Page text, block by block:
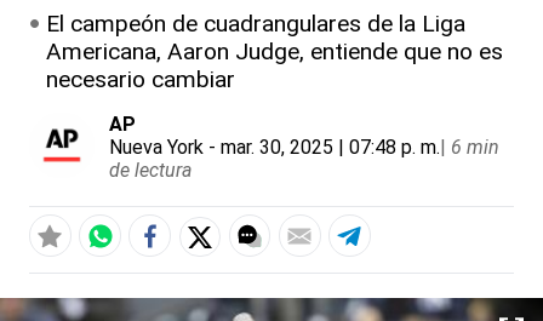
El campeón de cuadrangulares de la Liga
Americana, Aaron Judge, entiende que no es
necesario cambiar
AP
Nueva York - mar. 30, 2025 | 07:48 p. m.| 6 min
de lectura